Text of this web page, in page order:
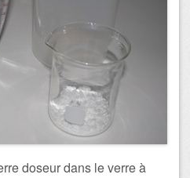
doseur dans le verre à